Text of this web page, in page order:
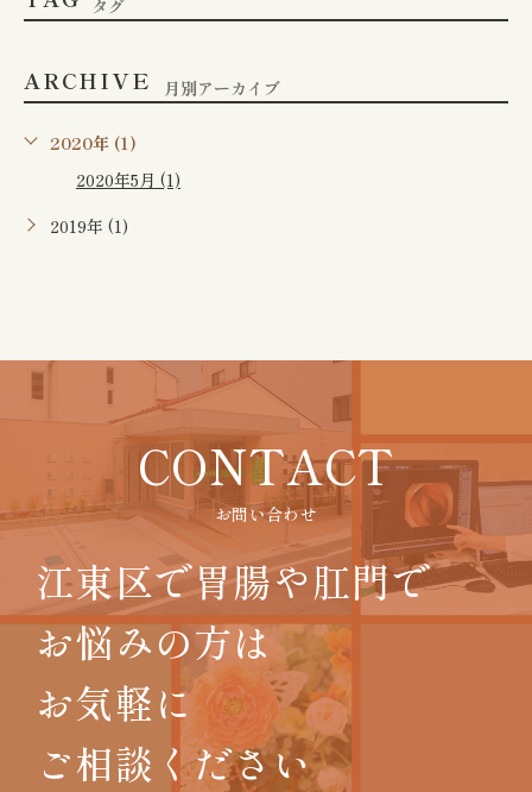
タグ
ARCHIVE 月別アーカイブ
2020年 (1)
2020年5月 (1)
2019年 (1)
CONTACT
お問い合わせ
江東区で胃腸や肛門で
お悩みの方は
お気軽に
ご相談ください